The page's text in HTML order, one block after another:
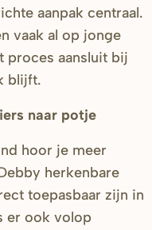
aanpak centraal.
vaak al op jonge
proces aansluit bij
blijft.
naar potje
hoor je meer
herkenbare
toepasbaar zijn in
er ook volop